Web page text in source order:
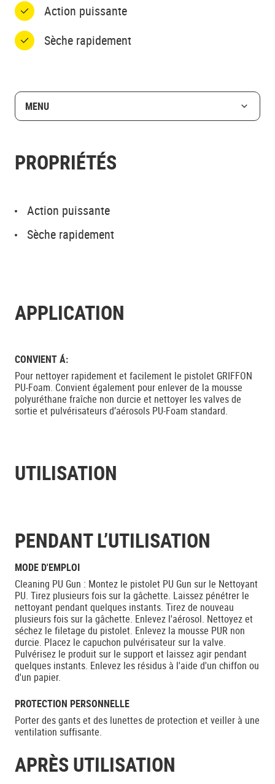
Action puissante
Sèche rapidement
MENU
PROPRIÉTÉS
Action puissante
Sèche rapidement
APPLICATION
CONVIENT Á:
Pour nettoyer rapidement et facilement le pistolet GRIFFON
PU-Foam. Convient également pour enlever de la mousse
polyuréthane fraîche non durcie et nettoyer les valves de
sortie et pulvérisateurs d’aérosols PU-Foam standard.
UTILISATION
PENDANT L’UTILISATION
MODE D'EMPLOI
Cleaning PU Gun : Montez le pistolet PU Gun sur le Nettoyant
PU. Tirez plusieurs fois sur la gâchette. Laissez pénétrer le
nettoyant pendant quelques instants. Tirez de nouveau
plusieurs fois sur la gâchette. Enlevez l'aérosol. Nettoyez et
séchez le filetage du pistolet. Enlevez la mousse PUR non
durcie. Placez le capuchon pulvérisateur sur la valve.
Pulvérisez le produit sur le support et laissez agir pendant
quelques instants. Enlevez les résidus à l'aide d'un chiffon ou
d'un papier.
PROTECTION PERSONNELLE
Porter des gants et des lunettes de protection et veiller à une
ventilation suffisante.
APRÈS UTILISATION